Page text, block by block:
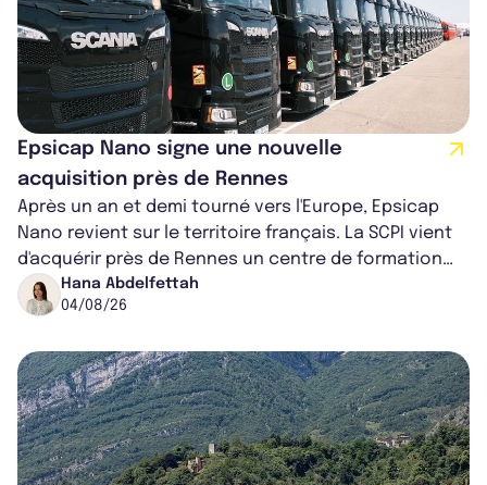
Epsicap Nano signe une nouvelle
acquisition près de Rennes
Après un an et demi tourné vers l'Europe, Epsicap
Nano revient sur le territoire français. La SCPI vient
d'acquérir près de Rennes un centre de formation
pour conducteurs poids lou...
Hana Abdelfettah
04/08/26